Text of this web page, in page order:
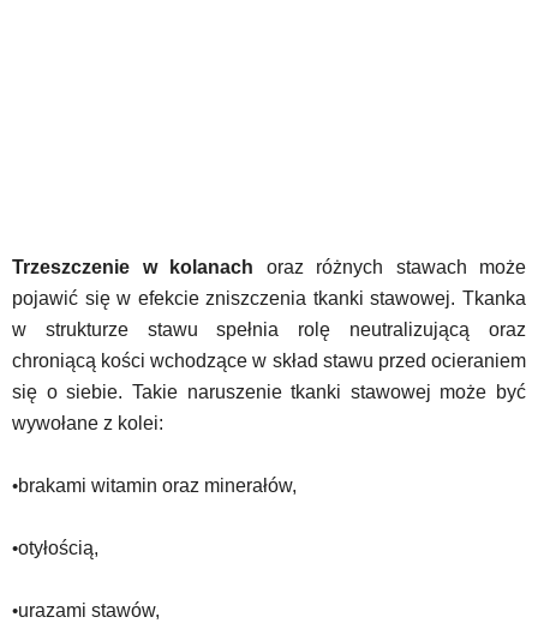
Trzeszczenie w kolanach oraz różnych stawach może
pojawić się w efekcie zniszczenia tkanki stawowej. Tkanka
w strukturze stawu spełnia rolę neutralizującą oraz
chroniącą kości wchodzące w skład stawu przed ocieraniem
się o siebie. Takie naruszenie tkanki stawowej może być
wywołane z kolei:
•brakami witamin oraz minerałów,
•otyłością,
•urazami stawów,